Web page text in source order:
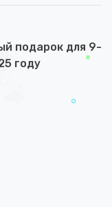
подарок для 9-
году